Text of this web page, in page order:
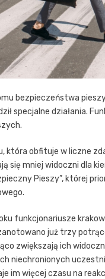
bezpieczeństwa
specjalne działania.
która obfituje w liczne
się mniej widoczni dla
Pieszy”, której
funkcjonariusze
już trzy
zwiększają ich
niechronionych
im więcej czasu na